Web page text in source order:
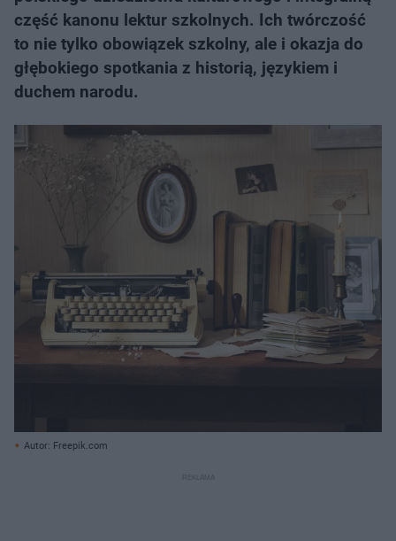
część kanonu lektur szkolnych. Ich twórczość
to nie tylko obowiązek szkolny, ale i okazja do
głębokiego spotkania z historią, językiem i
duchem narodu.
Autor: Freepik.com